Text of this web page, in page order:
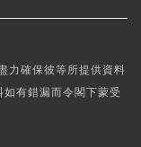
力確保彼等所提供資料
有錯漏而令閣下蒙受